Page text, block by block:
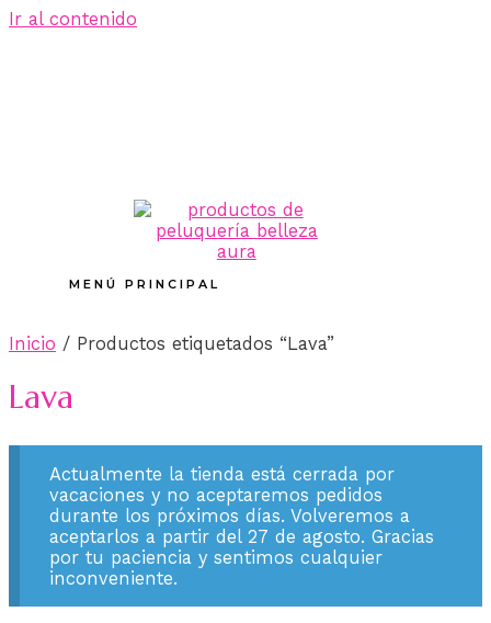
Ir al contenido
MENÚ PRINCIPAL
Inicio / Productos etiquetados “Lava”
Lava
Actualmente la tienda está cerrada por
vacaciones y no aceptaremos pedidos
durante los próximos días. Volveremos a
aceptarlos a partir del 27 de agosto. Gracias
por tu paciencia y sentimos cualquier
inconveniente.